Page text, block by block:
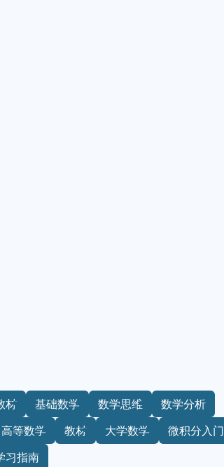
材 基础数学 数学思维
数学分析
高等数学 教材 大学数学
微积分入门
习指南